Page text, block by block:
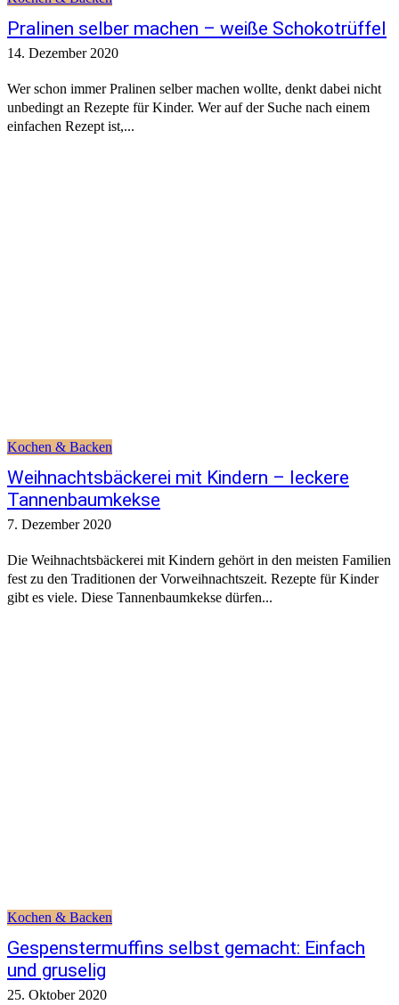
Pralinen selber machen – weiße Schokotrüffel
14. Dezember 2020
Wer schon immer Pralinen selber machen wollte, denkt dabei nicht
unbedingt an Rezepte für Kinder. Wer auf der Suche nach einem
einfachen Rezept ist,...
Kochen & Backen
Weihnachtsbäckerei mit Kindern – leckere
Tannenbaumkekse
7. Dezember 2020
Die Weihnachtsbäckerei mit Kindern gehört in den meisten Familien
fest zu den Traditionen der Vorweihnachtszeit. Rezepte für Kinder
gibt es viele. Diese Tannenbaumkekse dürfen...
Kochen & Backen
Gespenstermuffins selbst gemacht: Einfach
und gruselig
25. Oktober 2020